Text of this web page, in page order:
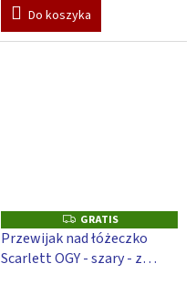
Do koszyka
G
R
A
T
GRATIS
Przewijak nad łóżeczko
Scarlett OGY - szary - z